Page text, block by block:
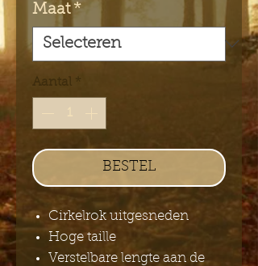
Maat *
Aantal *
BESTEL
Cirkelrok uitgesneden
Hoge taille
Verstelbare lengte aan de